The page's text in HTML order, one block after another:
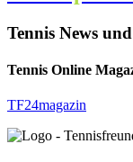
Tennis News
Tennis Online
TF24magazin